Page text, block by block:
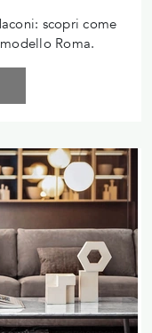
scopri come
Roma.